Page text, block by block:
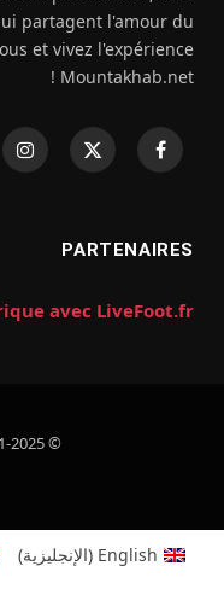
partagent l'amour du
et vivez l'expérience
Mountakhab.net !
فيسبوك
X
PARTENAIRES
avec LiveFoot.fr
© 2001-2025 Mountakhab.net
English
(الإنجليزية)